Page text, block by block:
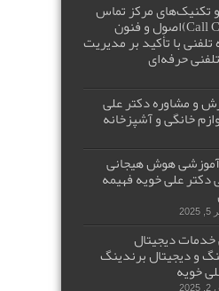
تکنیک‌های مرکز تماس
(Call Center)اصول و فنون
تلفنی با تأکید بر مدیریت
حرفه‌ای
و مشاوره دکتر علی
خانگی و آشپزخانه
آموزشی هوش هیجانی
دکتر علی خویه فهیمه
دیجیتال
و دیجیتال برندینگ
خویه